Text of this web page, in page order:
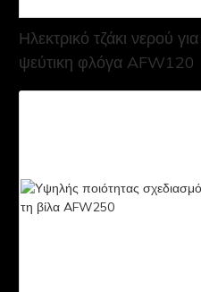
Ηλεκτρικό τζάκι νερού
ψεύτικη φλόγα AFW120